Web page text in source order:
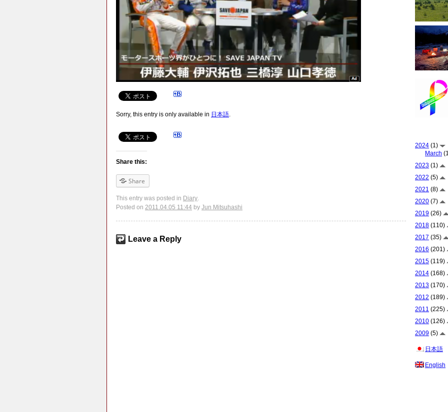
Sorry, this entry is only available in 日本語.
Share this:
Share
This entry was posted in Diary.
Posted on 2011.04.05 11:44 by Jun Mitsuhashi
Leave a Reply
2024 (1)
March
2023 (1)
2022 (5)
2021 (8)
2020 (7)
2019 (26)
2018 (110)
2017 (35)
2016 (201)
2015 (119)
2014 (168)
2013 (170)
2012 (189)
2011 (225)
2010 (126)
2009 (5)
日本語
English